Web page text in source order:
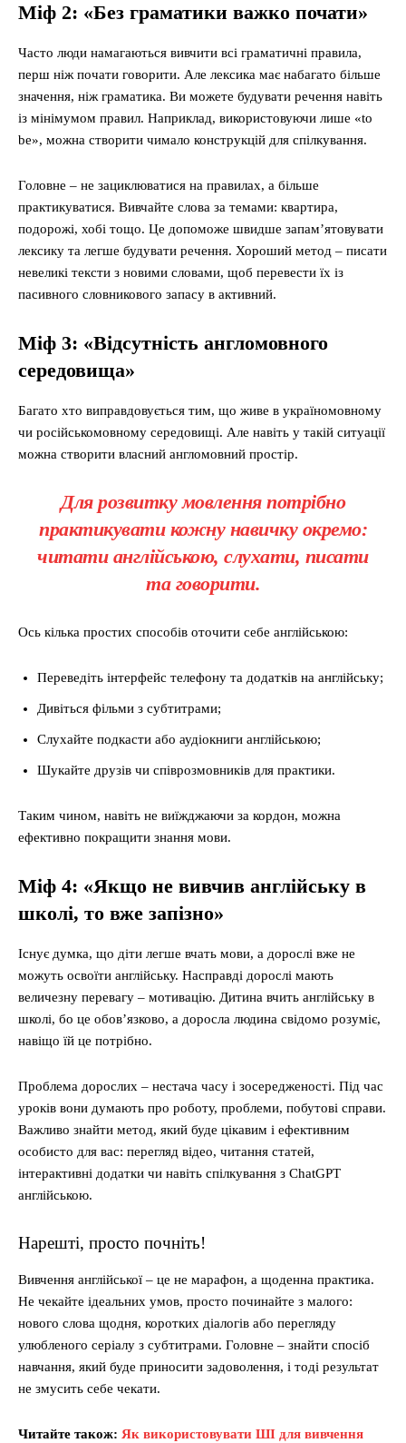
Міф 2: «Без граматики важко почати»
Часто люди намагаються вивчити всі граматичні правила,
перш ніж почати говорити. Але лексика має набагато більше
значення, ніж граматика. Ви можете будувати речення навіть
із мінімумом правил. Наприклад, використовуючи лише «to
be», можна створити чимало конструкцій для спілкування.
Головне – не зациклюватися на правилах, а більше
практикуватися. Вивчайте слова за темами: квартира,
подорожі, хобі тощо. Це допоможе швидше запам’ятовувати
лексику та легше будувати речення. Хороший метод – писати
невеликі тексти з новими словами, щоб перевести їх із
пасивного словникового запасу в активний.
Міф 3: «Відсутність англомовного
середовища»
Багато хто виправдовується тим, що живе в україномовному
чи російськомовному середовищі. Але навіть у такій ситуації
можна створити власний англомовний простір.
Для розвитку мовлення потрібно
практикувати кожну навичку окремо:
читати англійською, слухати, писати
та говорити.
Ось кілька простих способів оточити себе англійською:
Переведіть інтерфейс телефону та додатків на англійську;
Дивіться фільми з субтитрами;
Слухайте подкасти або аудіокниги англійською;
Шукайте друзів чи співрозмовників для практики.
Таким чином, навіть не виїжджаючи за кордон, можна
ефективно покращити знання мови.
Міф 4: «Якщо не вивчив англійську в
школі, то вже запізно»
Існує думка, що діти легше вчать мови, а дорослі вже не
можуть освоїти англійську. Насправді дорослі мають
величезну перевагу – мотивацію. Дитина вчить англійську в
школі, бо це обов’язково, а доросла людина свідомо розуміє,
навіщо їй це потрібно.
Проблема дорослих – нестача часу і зосередженості. Під час
уроків вони думають про роботу, проблеми, побутові справи.
Важливо знайти метод, який буде цікавим і ефективним
особисто для вас: перегляд відео, читання статей,
інтерактивні додатки чи навіть спілкування з ChatGPT
англійською.
Нарешті, просто почніть!
Вивчення англійської – це не марафон, а щоденна практика.
Не чекайте ідеальних умов, просто починайте з малого:
нового слова щодня, коротких діалогів або перегляду
улюбленого серіалу з субтитрами. Головне – знайти спосіб
навчання, який буде приносити задоволення, і тоді результат
не змусить себе чекати.
Читайте також: Як використовувати ШІ для вивчення